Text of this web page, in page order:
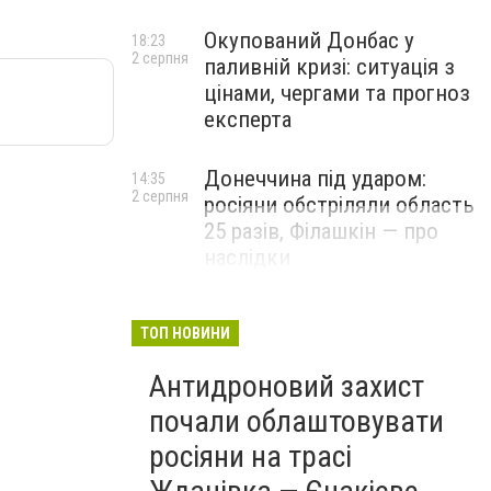
Окупований Донбас у
паливній кризі: ситуація з
цінами, чергами та прогноз
експерта
18:23
2 серпня
Донеччина під ударом:
росіяни обстріляли область
25 разів, Філашкін — про
14:35
2 серпня
ТОП НОВИНИ
Антидроновий захист
почали облаштовувати
росіяни на трасі